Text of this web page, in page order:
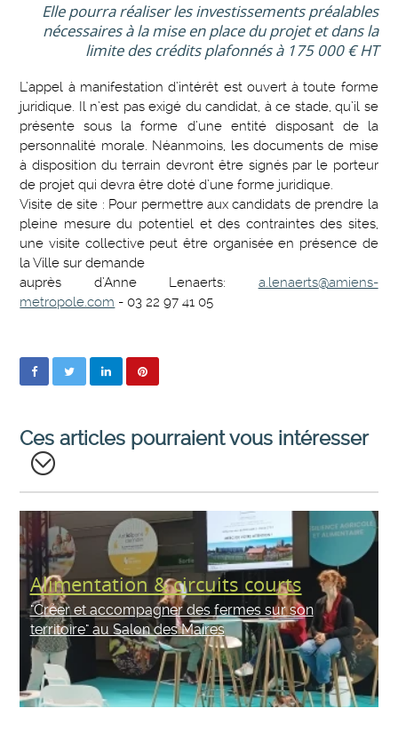
Elle pourra réaliser les investissements préalables
nécessaires à la mise en place du projet et dans la
limite des crédits plafonnés à 175 000 € HT
L’appel à manifestation d’intérêt est ouvert à toute forme
juridique. Il n’est pas exigé du candidat, à ce stade, qu’il se
présente sous la forme d’une entité disposant de la
personnalité morale. Néanmoins, les documents de mise
à disposition du terrain devront être signés par le porteur
de projet qui devra être doté d’une forme juridique.
Visite de site : Pour permettre aux candidats de prendre la
pleine mesure du potentiel et des contraintes des sites,
une visite collective peut être organisée en présence de
la Ville sur demande
auprès d’Anne Lenaerts: a.lenaerts@amiens-
metropole.com - 03 22 97 41 05
Ces articles pourraient vous intéresser
"Créer et accompagner des fermes sur son
territoire" au Salon des Maires
Alimentation & circuits courts